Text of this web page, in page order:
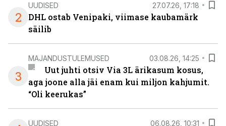
2
UUDISED 27.07.26, 17:18
DHL ostab Venipaki, viimase kaubamärk
säilib
3
MAJANDUSTULEMUSED 03.08.26, 14:25
Uut juhti otsiv Via 3L ärikasum kosus,
aga joone alla jäi enam kui miljon kahjumit.
“Oli keerukas”
UUDISED 06.08.26, 10:31